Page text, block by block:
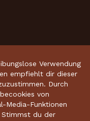
bewertungen.
•
Verwendung
empfiehlt dir dieser
Durch
von
Media-Funktionen
Stimmst du der